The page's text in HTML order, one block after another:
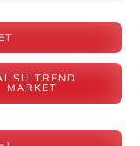
SU TREND
MARKET